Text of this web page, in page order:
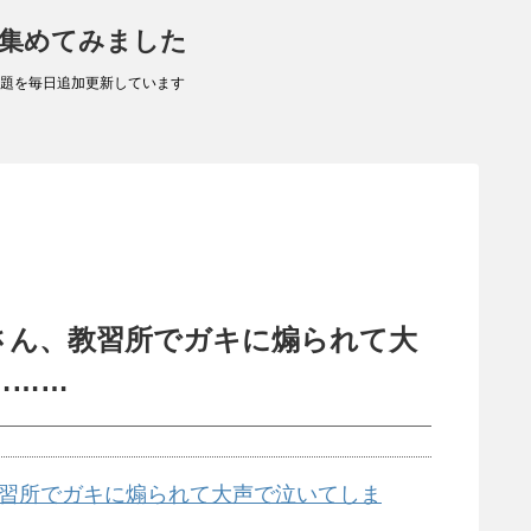
めてみました
を毎日追加更新しています
、教習所でガキに煽られて大
所でガキに煽られて大声で泣いてしま